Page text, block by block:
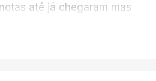
até já chegaram mas